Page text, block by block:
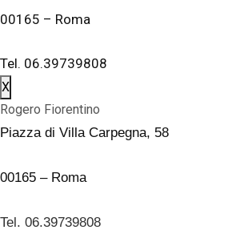
00165 – Roma
Tel. 06.39739808
X
Rogero Fiorentino
Piazza di Villa Carpegna, 58
00165 – Roma
Tel. 06.39739808